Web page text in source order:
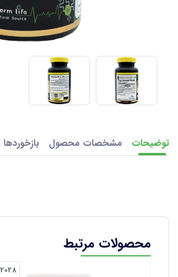
توضیحات مشخصات محصول بازخوردها
محصولات مرتبط